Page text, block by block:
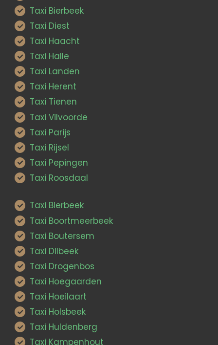
Taxi Bierbeek
Taxi Diest
Taxi Haacht
Taxi Halle
Taxi Landen
Taxi Herent
Taxi Tienen
Taxi Vilvoorde
Taxi Parijs
Taxi Rijsel
Taxi Pepingen
Taxi Roosdaal
Taxi Bierbeek
Taxi Boortmeerbeek
Taxi Boutersem
Taxi Dilbeek
Taxi Drogenbos
Taxi Hoegaarden
Taxi Hoeilaart
Taxi Holsbeek
Taxi Huldenberg
Taxi Kampenhout